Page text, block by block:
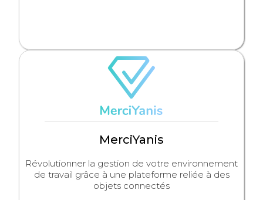
MerciYanis
Révolutionner la gestion de votre environnement
de travail grâce à une plateforme reliée à des
objets connectés